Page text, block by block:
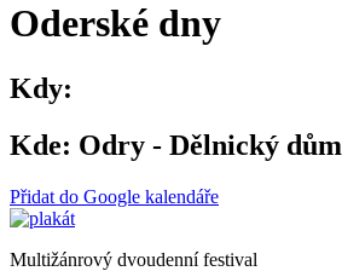
Oderské dny
Kdy:
Kde: Odry - Dělnický dům
Přidat do Google kalendáře
Multižánrový dvoudenní festival